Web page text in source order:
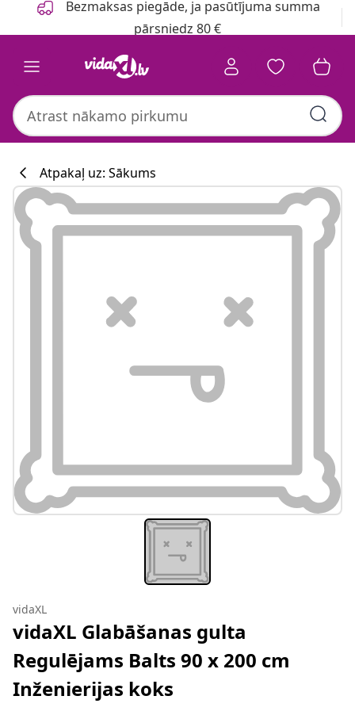
Bezmaksas piegāde, ja pasūtījuma summa
pārsniedz 80 €
Atpakaļ uz: Sākums
vidaXL
vidaXL Glabāšanas gulta
Regulējams Balts 90 x 200 cm
Inženierijas koks